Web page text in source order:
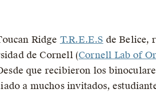
Ridge T.R.E.E.S de Belice,
de Cornell (Cornell Lab of
que recibieron los
a muchos invitados,